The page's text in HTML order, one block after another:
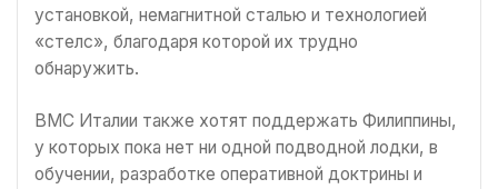
установкой, немагнитной сталью и технологией
«стелс», благодаря которой их трудно
обнаружить.
ВМС Италии также хотят поддержать Филиппины,
у которых пока нет ни одной подводной лодки, в
обучении, разработке оперативной доктрины и